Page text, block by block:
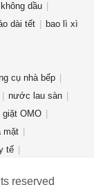
dầu
dài tết bao lì xì
cụ nhà bếp
nước lau sàn
giặt OMO
mặt
tế
reserved